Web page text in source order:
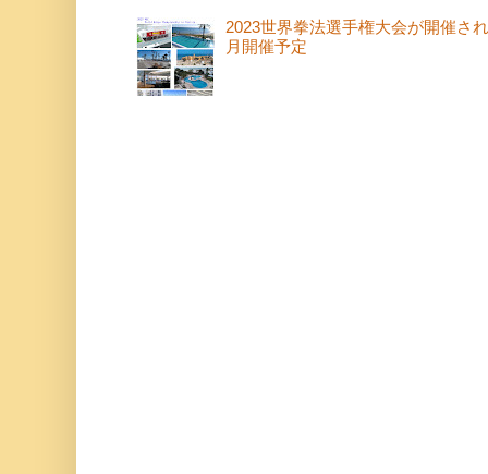
2023世界拳法選手権大会が開催
月開催予定